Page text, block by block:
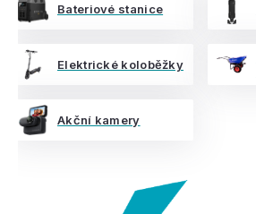
Bateriové stanice
Elektrické koloběžky
Akční kamery